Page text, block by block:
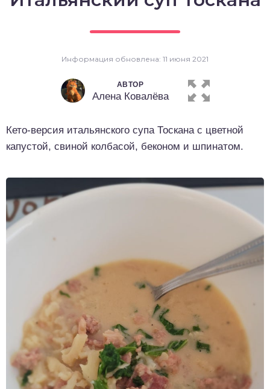
Информация обновлена: 11 июня 2021
АВТОР
Алена Ковалёва
Кето-версия итальянского супа Тоскана с цветной
капустой, свиной колбасой, беконом и шпинатом.